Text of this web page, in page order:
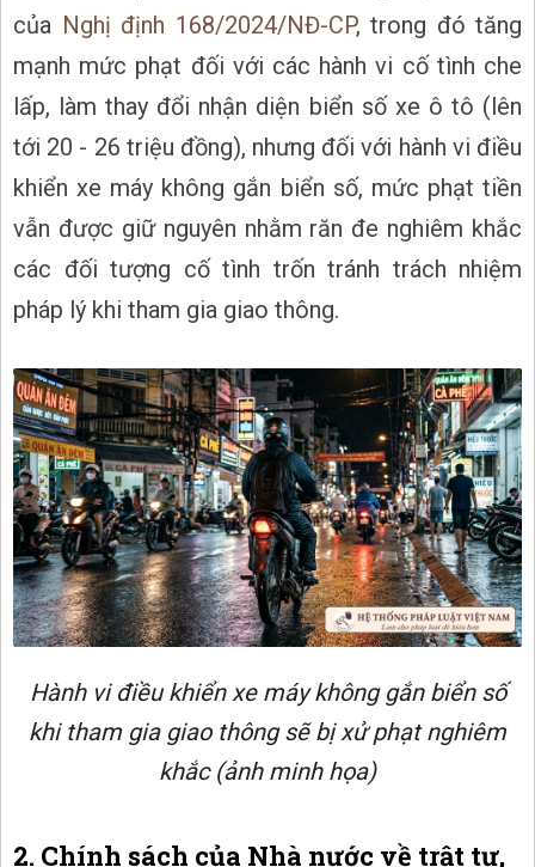
của Nghị định 168/2024/NĐ-CP, trong đó tăng
mạnh mức phạt đối với các hành vi cố tình che
lấp, làm thay đổi nhận diện biển số xe ô tô (lên
tới 20 - 26 triệu đồng), nhưng đối với hành vi điều
khiển xe máy không gắn biển số, mức phạt tiền
vẫn được giữ nguyên nhằm răn đe nghiêm khắc
các đối tượng cố tình trốn tránh trách nhiệm
pháp lý khi tham gia giao thông.
Hành vi điều khiển xe máy không gắn biển số
khi tham gia giao thông sẽ bị xử phạt nghiêm
khắc (ảnh minh họa)
2. Chính sách của Nhà nước về trật tự,